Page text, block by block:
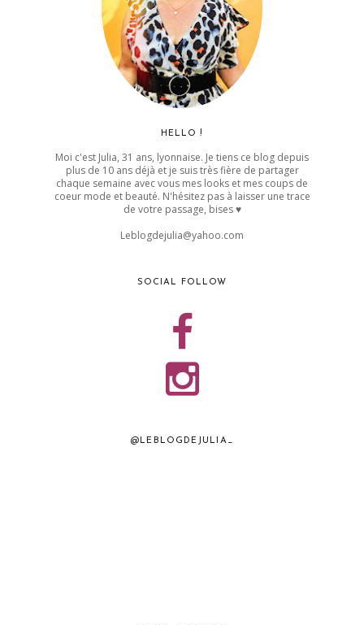
HELLO !
Moi c'est Julia, 31 ans, lyonnaise. Je tiens ce blog depuis
plus de 10 ans déjà et je suis très fière de partager
chaque semaine avec vous mes looks et mes coups de
coeur mode et beauté. N'hésitez pas à laisser une trace
de votre passage, bises ♥
Leblogdejulia@yahoo.com
SOCIAL FOLLOW
@LEBLOGDEJULIA_